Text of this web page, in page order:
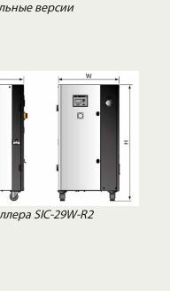
версии
SIC-29W-R2